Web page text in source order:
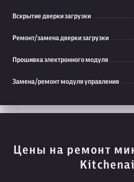
Вскрытие дверки загрузки
Ремонт/замена дверки загрузки
Прошивка электронного модуля
Замена/ремонт модуля управления
Цены на ремонт